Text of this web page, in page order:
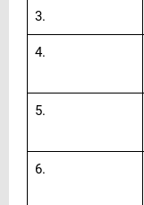
3.
4.
5.
6.